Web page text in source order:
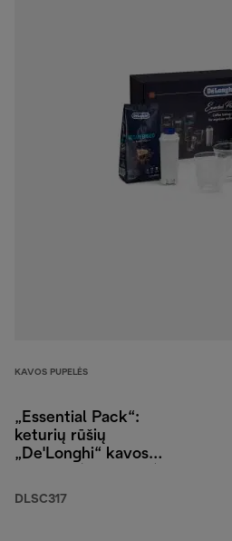
KAVOS PUPELĖS
„Essential Pack“:
keturių rūšių
„De'Longhi“ kavos
kapučino stiklinės
DLSC317